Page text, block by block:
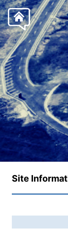
Site